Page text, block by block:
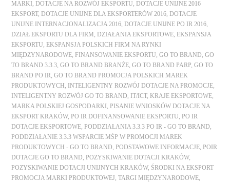
MARKI
,DOTACJE NA ROZWÓJ EKSPORTU ,DOTACJE UNIJNE 2016
EKSPORT,DOTACJE UNIJNE DLA EKSPORTERÓW 2016 ,DOTACJE
UNIJNE INTERNACJONALIZACJA 2016 ,DOTACJE UNIJNE PO IR 2016
DZIAŁ EKSPORTU DLA FIRM ,DZIAŁANIA EKSPORTOWE ,EKSPANSJA
EKSPORTU ,EKSPANSJA POLSKICH FIRM NA RYNKI
MIĘDZYNARODOWE ,FINANSOWANIE EKSPORTU ,GO TO BRAND ,GO
TO BRAND 3.3.3 ,GO TO BRAND BRANŻE ,GO TO BRAND PARP ,GO TO
BRAND PO IR ,GO TO BRAND PROMOCJA POLSKICH MAREK
PRODUKTOWYCH
INTELIGENTNY ROZWÓJ DOTACJE NA PROMOCJE
INTELIGENTNY ROZWÓJ GO TO BRAND
IT/ICT,KRAJE EKSPORTOWE
MARKA POLSKIEJ GOSPODARKI
,PISANIE WNIOSKÓW DOTACJE NA
EKSPORT KRAKÓW,PO IR DOFINANSOWANIE EKSPORTU ,PO IR
DOTACJE EKSPORTOWE ,PODDZIAŁANIA 3.3.3 PO IR - GO TO BRAND
PODDZIAŁANIE 3.3.3 WSPARCIE MŚP W PROMOCJI MAREK
PRODUKTOWYCH - GO TO BRAND ,PODSTAWOWE INFORMACJE ,POIR
DOTACJE GO TO BRAND ,POZYSKIWANIE DOTACJI KRAKÓW,
POZYSKIWANIE DOTACJI UNIJNYCH KRAKÓW, ŚRODKI NA EKSPORT
PROMOCJA MARKI PRODUKTOWEJ ,TARGI MIĘDZYNARODOWE